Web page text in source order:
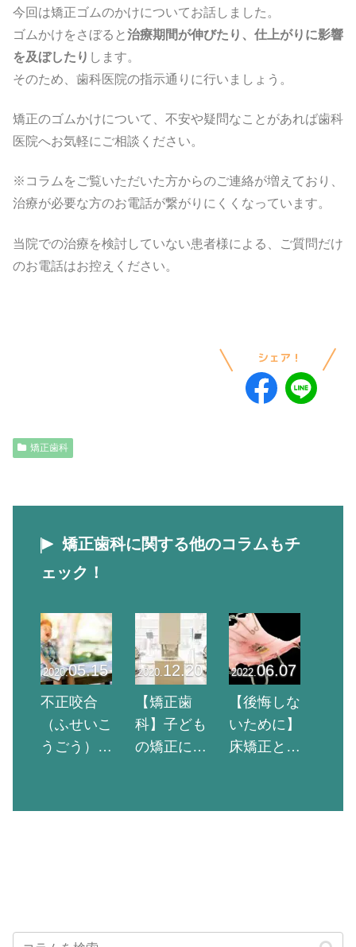
今回は矯正ゴムのかけについてお話しました。
ゴムかけをさぼると治療期間が伸びたり、仕上がりに影響
を及ぼしたり します。
そのため、歯科医院の指示通りに行いましょう。
矯正のゴムかけについて、不安や疑問なことがあれば歯科
医院へお気軽にご相談ください。
※コラムをご覧いただいた方からのご連絡が増えており、
治療が必要な方のお電話が繋がりにくくなっています。
当院での治療を検討していない患者様による、ご質問だけ
のお電話はお控えください。
矯正歯科
矯正歯科に関する他のコラムもチ
ェック！
2020.05.15
不正咬合
（ふせいこ
うごう）の
矯正歯科で
2020.12.20
【矯正歯
科】子ども
の矯正にか
正で使う器
2022.06.07
【後悔しな
いために】
床矯正と
る5つのデメ